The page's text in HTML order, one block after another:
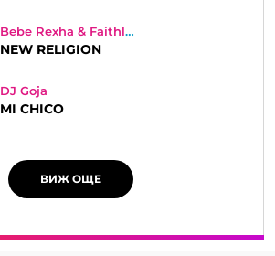
Bebe Rexha & Faithless
NEW RELIGION
DJ Goja
MI CHICO
ВИЖ ОЩЕ